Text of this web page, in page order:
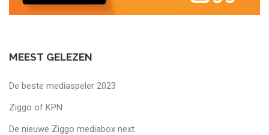
MEEST GELEZEN
De beste mediaspeler 2023
Ziggo of KPN
De nieuwe Ziggo mediabox next